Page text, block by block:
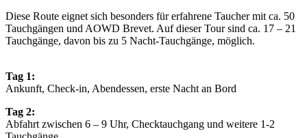
Diese Route eignet sich besonders für erfahrene Taucher mit ca. 50
Tauchgängen und AOWD Brevet. Auf dieser Tour sind ca. 17 – 21
Tauchgänge, davon bis zu 5 Nacht-Tauchgänge, möglich.
Tag 1:
Ankunft, Check-in, Abendessen, erste Nacht an Bord
Tag 2:
Abfahrt zwischen 6 – 9 Uhr, Checktauchgang und weitere 1-2